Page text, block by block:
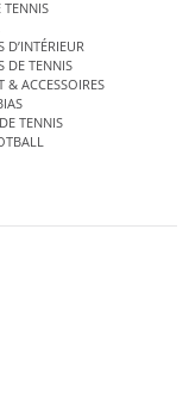
TENNIS
D’INTÉRIEUR
DE TENNIS
& ACCESSOIRES
TENNIS